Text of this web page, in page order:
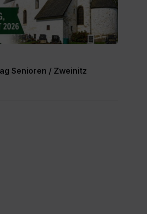
Senioren / Zweinitz